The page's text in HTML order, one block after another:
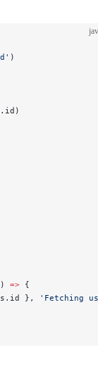
)
) => {
},
'Fetching